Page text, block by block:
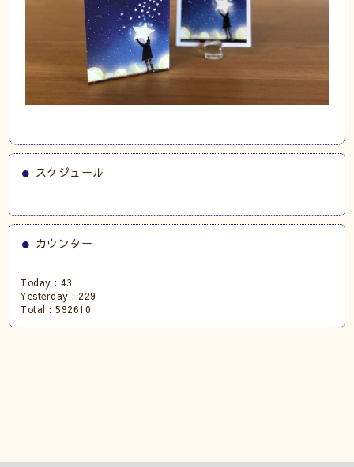
スケジュール
カウンター
Today :43
Yesterday : 229
Total :592610